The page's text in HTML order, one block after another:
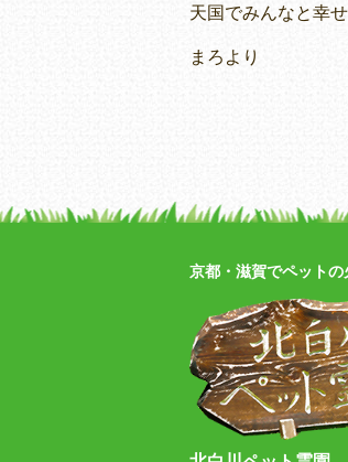
天国でみんなと幸せ
まろより
京都・滋賀でペット